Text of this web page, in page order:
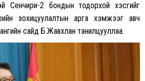
Сенчири-2 бондын тодорхой хэсгийг
зохицуулалтын арга хэмжээг авч
сайд Б.Жавхлан танилцууллаа.